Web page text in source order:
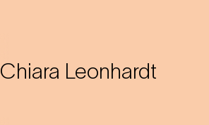
Chiara Leonhardt